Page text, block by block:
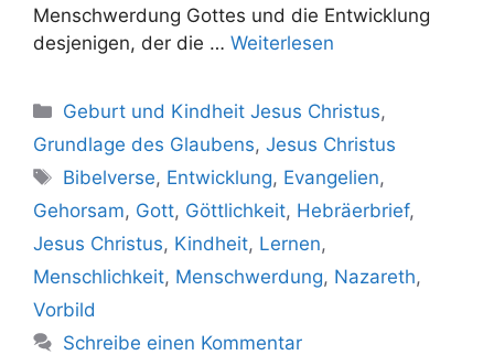
Menschwerdung Gottes und die Entwicklung
desjenigen, der die … Weiterlesen
Kategorien
Geburt und Kindheit Jesus Christus,
Grundlage des Glaubens, Jesus Christus
Schlagwörter
Bibelverse, Entwicklung, Evangelien,
Gehorsam, Gott, Göttlichkeit, Hebräerbrief,
Jesus Christus, Kindheit, Lernen,
Menschlichkeit, Menschwerdung, Nazareth,
Vorbild
Schreibe einen Kommentar